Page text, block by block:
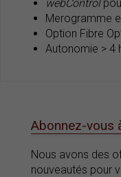
webControl
Merogramme
Option Fibre
Autonomie > 4
Abonnez-vous
Nous avons des
nouveautés pour